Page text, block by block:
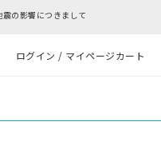
影響につきまして
ログイン / マイページカート